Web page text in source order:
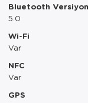
Bluetooth
5.0
Wi-Fi
Var
NFC
Var
GPS